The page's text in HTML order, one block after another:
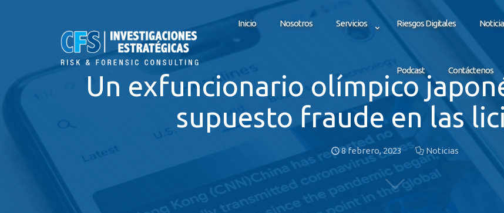
Inicio Nosotros Servicios Riesgos Digitales
Podcast Contáctenos
Un exfuncionario olímpico
supuesto fraude en las
8 febrero, 2023 Noticias